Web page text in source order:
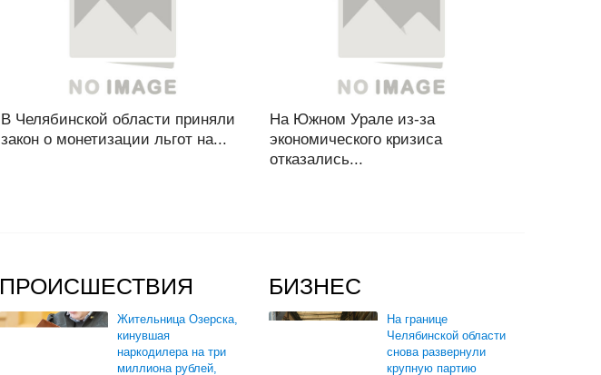
В Челябинской области приняли
закон о монетизации льгот на...
На Южном Урале из-за
экономического кризиса
отказались...
ПРОИСШЕСТВИЯ
Жительница Озерска,
кинувшая
наркодилера на три
миллиона рублей,
БИЗНЕС
На границе
Челябинской области
снова развернули
крупную партию